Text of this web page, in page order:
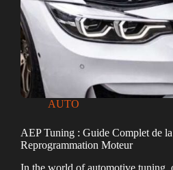
AUTO
AEP Tuning : Guide Complet de la
Reprogrammation Moteur
In the world of automotive tuning,